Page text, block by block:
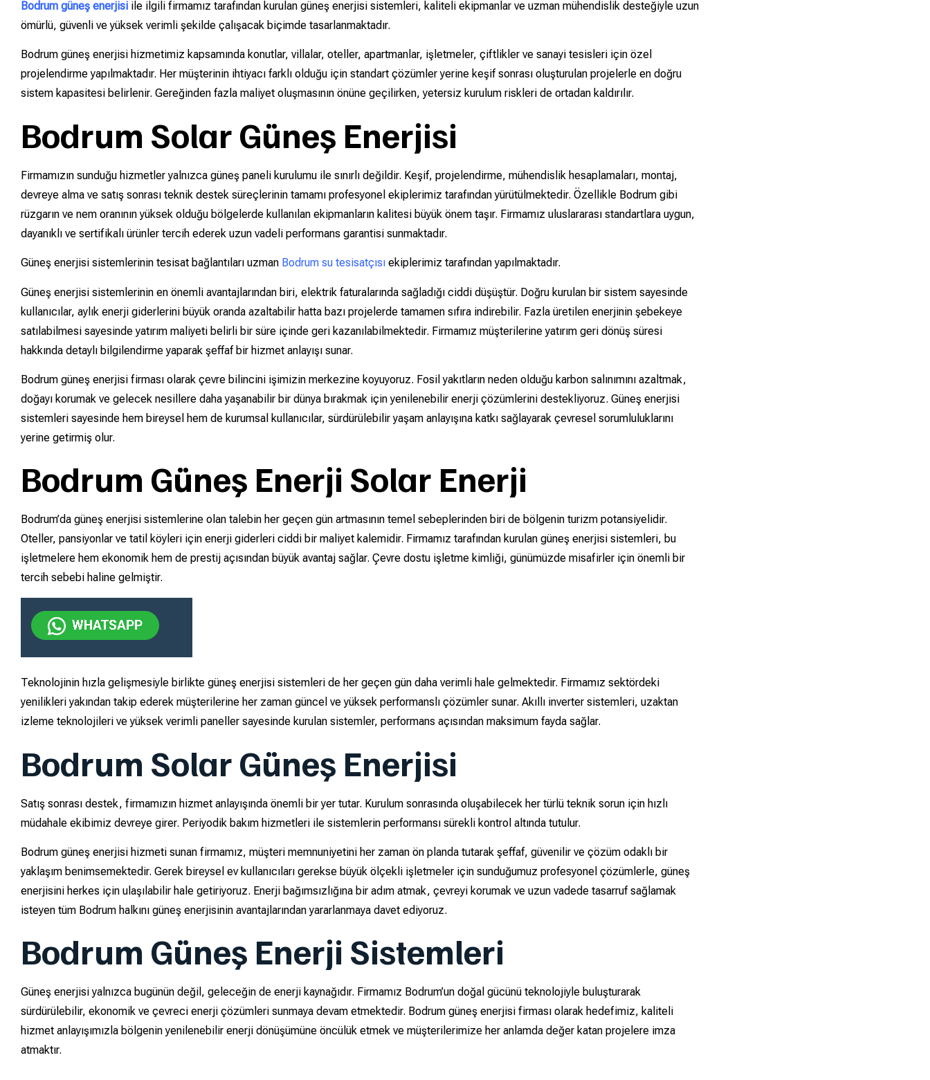
Bodrum güneş enerjisi ile ilgili firmamız tarafından kurulan güneş enerjisi sistemleri, kaliteli ekipmanlar ve uzman mühendislik desteğiyle uzun
ömürlü, güvenli ve yüksek verimli şekilde çalışacak biçimde tasarlanmaktadır.
Bodrum güneş enerjisi hizmetimiz kapsamında konutlar, villalar, oteller, apartmanlar, işletmeler, çiftlikler ve sanayi tesisleri için özel
projelendirme yapılmaktadır. Her müşterinin ihtiyacı farklı olduğu için standart çözümler yerine keşif sonrası oluşturulan projelerle en doğru
sistem kapasitesi belirlenir. Gereğinden fazla maliyet oluşmasının önüne geçilirken, yetersiz kurulum riskleri de ortadan kaldırılır.
Bodrum Solar Güneş Enerjisi
Firmamızın sunduğu hizmetler yalnızca güneş paneli kurulumu ile sınırlı değildir. Keşif, projelendirme, mühendislik hesaplamaları, montaj,
devreye alma ve satış sonrası teknik destek süreçlerinin tamamı profesyonel ekiplerimiz tarafından yürütülmektedir. Özellikle Bodrum gibi
rüzgarın ve nem oranının yüksek olduğu bölgelerde kullanılan ekipmanların kalitesi büyük önem taşır. Firmamız uluslararası standartlara uygun,
dayanıklı ve sertifikalı ürünler tercih ederek uzun vadeli performans garantisi sunmaktadır.
Güneş enerjisi sistemlerinin tesisat bağlantıları uzman Bodrum su tesisatçısı ekiplerimiz tarafından yapılmaktadır.
Güneş enerjisi sistemlerinin en önemli avantajlarından biri, elektrik faturalarında sağladığı ciddi düşüştür. Doğru kurulan bir sistem sayesinde
kullanıcılar, aylık enerji giderlerini büyük oranda azaltabilir hatta bazı projelerde tamamen sıfıra indirebilir. Fazla üretilen enerjinin şebekeye
satılabilmesi sayesinde yatırım maliyeti belirli bir süre içinde geri kazanılabilmektedir. Firmamız müşterilerine yatırım geri dönüş süresi
hakkında detaylı bilgilendirme yaparak şeffaf bir hizmet anlayışı sunar.
Bodrum güneş enerjisi firması olarak çevre bilincini işimizin merkezine koyuyoruz. Fosil yakıtların neden olduğu karbon salınımını azaltmak,
doğayı korumak ve gelecek nesillere daha yaşanabilir bir dünya bırakmak için yenilenebilir enerji çözümlerini destekliyoruz. Güneş enerjisi
sistemleri sayesinde hem bireysel hem de kurumsal kullanıcılar, sürdürülebilir yaşam anlayışına katkı sağlayarak çevresel sorumluluklarını
yerine getirmiş olur.
Bodrum Güneş Enerji Solar Enerji
Bodrum’da güneş enerjisi sistemlerine olan talebin her geçen gün artmasının temel sebeplerinden biri de bölgenin turizm potansiyelidir.
Oteller, pansiyonlar ve tatil köyleri için enerji giderleri ciddi bir maliyet kalemidir. Firmamız tarafından kurulan güneş enerjisi sistemleri, bu
işletmelere hem ekonomik hem de prestij açısından büyük avantaj sağlar. Çevre dostu işletme kimliği, günümüzde misafirler için önemli bir
tercih sebebi haline gelmiştir.
Teknolojinin hızla gelişmesiyle birlikte güneş enerjisi sistemleri de her geçen gün daha verimli hale gelmektedir. Firmamız sektördeki
yenilikleri yakından takip ederek müşterilerine her zaman güncel ve yüksek performanslı çözümler sunar. Akıllı inverter sistemleri, uzaktan
izleme teknolojileri ve yüksek verimli paneller sayesinde kurulan sistemler, performans açısından maksimum fayda sağlar.
Bodrum Solar Güneş Enerjisi
Satış sonrası destek, firmamızın hizmet anlayışında önemli bir yer tutar. Kurulum sonrasında oluşabilecek her türlü teknik sorun için hızlı
müdahale ekibimiz devreye girer. Periyodik bakım hizmetleri ile sistemlerin performansı sürekli kontrol altında tutulur.
Bodrum güneş enerjisi hizmeti sunan firmamız, müşteri memnuniyetini her zaman ön planda tutarak şeffaf, güvenilir ve çözüm odaklı bir
yaklaşım benimsemektedir. Gerek bireysel ev kullanıcıları gerekse büyük ölçekli işletmeler için sunduğumuz profesyonel çözümlerle, güneş
enerjisini herkes için ulaşılabilir hale getiriyoruz. Enerji bağımsızlığına bir adım atmak, çevreyi korumak ve uzun vadede tasarruf sağlamak
isteyen tüm Bodrum halkını güneş enerjisinin avantajlarından yararlanmaya davet ediyoruz.
Bodrum Güneş Enerji Sistemleri
Güneş enerjisi yalnızca bugünün değil, geleceğin de enerji kaynağıdır. Firmamız Bodrum’un doğal gücünü teknolojiyle buluşturarak
sürdürülebilir, ekonomik ve çevreci enerji çözümleri sunmaya devam etmektedir. Bodrum güneş enerjisi firması olarak hedefimiz, kaliteli
hizmet anlayışımızla bölgenin yenilenebilir enerji dönüşümüne öncülük etmek ve müşterilerimize her anlamda değer katan projelere imza
atmaktır.